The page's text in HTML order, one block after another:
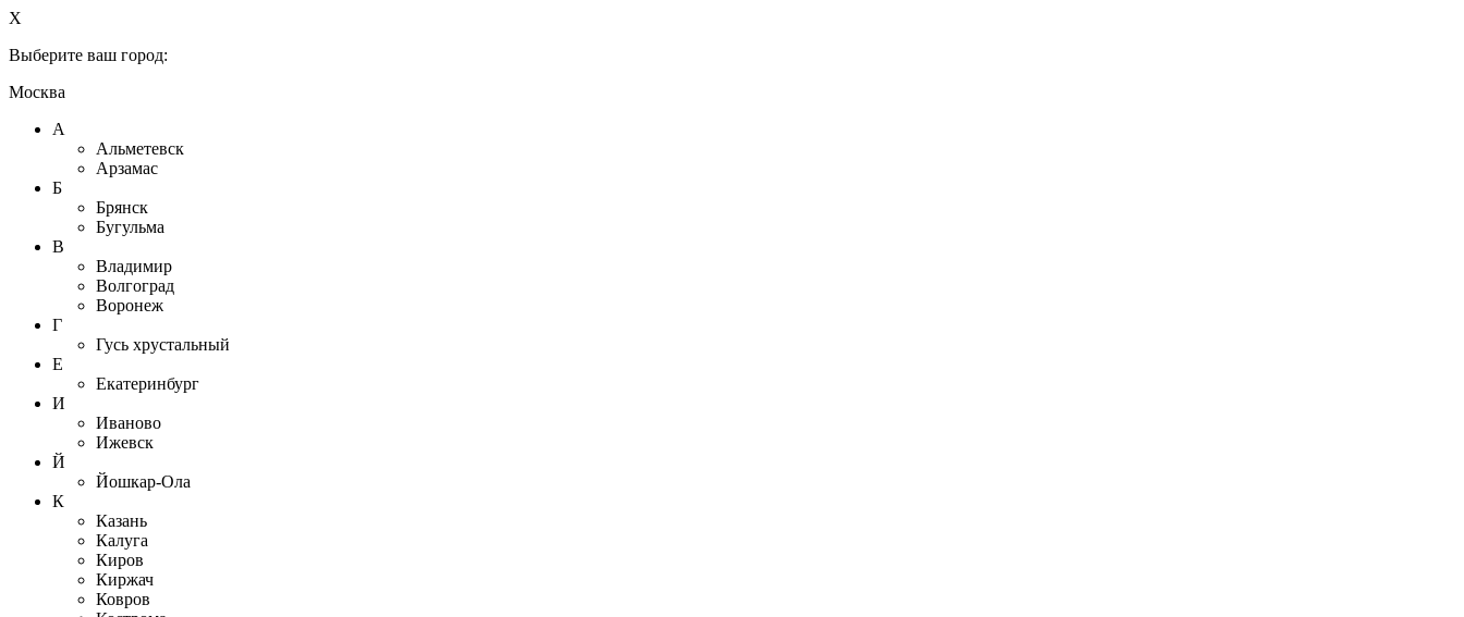
X
Выберите ваш город:
Москва
А
Альметевск
Арзамас
Б
Брянск
Бугульма
В
Владимир
Волгоград
Воронеж
Г
Гусь хрустальный
Е
Екатеринбург
И
Иваново
Ижевск
Й
Йошкар-Ола
К
Казань
Калуга
Киров
Киржач
Ковров